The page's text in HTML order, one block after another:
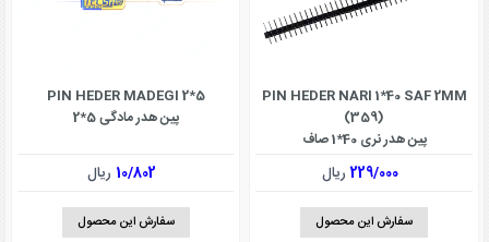
PIN HEDER NARI 1*40 SAF 2MM
(359)
پین هدر نری 40*1 صاف
229/000ریال
سفارش این محصول
PIN HEDER MADEGI 2*5
پین هدر مادگی 5*2
10/802 ریال
سفارش این محصول